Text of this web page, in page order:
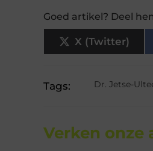
Goed artikel? Deel
X (Twitter)
Tags: Dr. Jetse-
Verken onze